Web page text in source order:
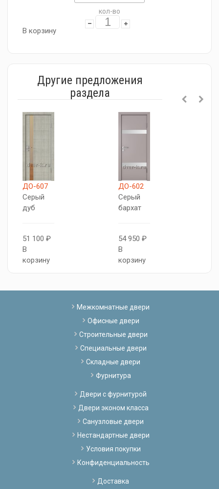
кол-во
В корзину
Другие предложения
раздела
ДО-607
Серый
дуб
51 100 ₽
В
корзину
ДО-602
Серый
бархат
54 950 ₽
В
корзину
Межкомнатные двери
Офисные двери
Строительные двери
Специальные двери
Складные двери
Фурнитура
Двери с фурнитурой
Двери эконом класса
Санузловые двери
Нестандартные двери
Условия покупки
Конфиденциальность
Доставка